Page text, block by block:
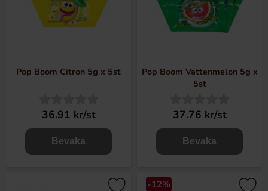
Pop Boom Citron 5g x 5st
36.91 kr/st
Bevaka
Pop Boom Vattenmelon 5g x
5st
37.76 kr/st
Bevaka
-12%